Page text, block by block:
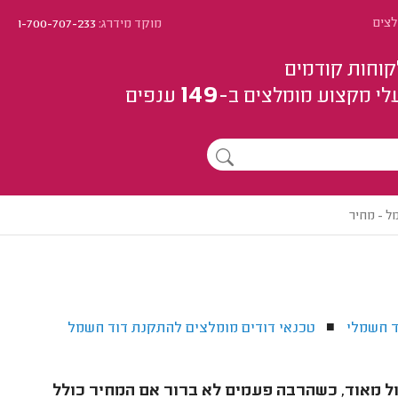
מוקד מידרג:1-700-707-233
קודמים
מקצוע מומלצים ב-149 ענפים
- מחיר
חשמלי ■ טכנאי דודים מומלצים להתקנת דוד חשמל
בטווח מחירים גדול מאוד, כשהרבה פעמים לא ברור אם המחיר כולל